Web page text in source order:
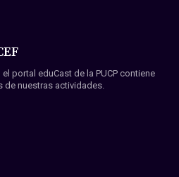
portal eduCast de la PUCP contiene
nuestras actividades.